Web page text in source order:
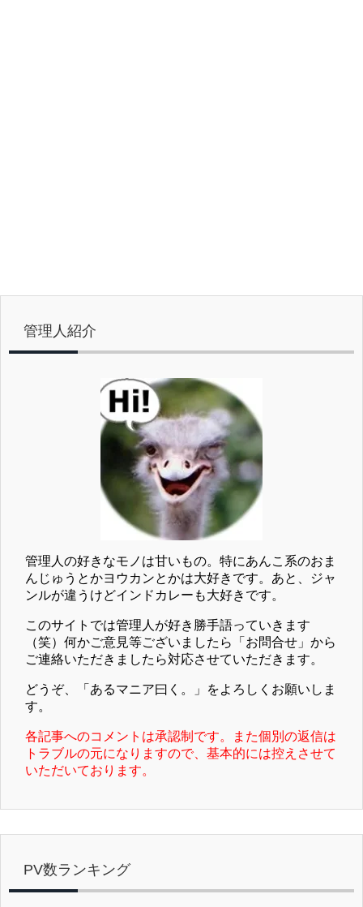
管理人紹介
管理人の好きなモノは甘いもの。特にあんこ系のおま
んじゅうとかヨウカンとかは大好きです。あと、ジャ
ンルが違うけどインドカレーも大好きです。
このサイトでは管理人が好き勝手語っていきます
（笑）何かご意見等ございましたら「お問合せ」から
ご連絡いただきましたら対応させていただきます。
どうぞ、「あるマニア曰く。」をよろしくお願いしま
す。
各記事へのコメントは承認制です。また個別の返信は
トラブルの元になりますので、基本的には控えさせて
いただいております。
PV数ランキング